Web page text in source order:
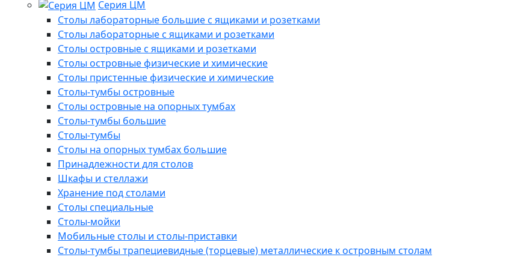
Серия ЦМ
Столы лабораторные большие с ящиками и розетками
Столы лабораторные с ящиками и розетками
Столы островные с ящиками и розетками
Столы островные физические и химические
Столы пристенные физические и химические
Столы-тумбы островные
Столы островные на опорных тумбах
Столы-тумбы большие
Столы-тумбы
Столы на опорных тумбах большие
Принадлежности для столов
Шкафы и стеллажи
Хранение под столами
Столы специальные
Столы-мойки
Мобильные столы и столы-приставки
Столы-тумбы трапециевидные (торцевые) металлические к островным столам